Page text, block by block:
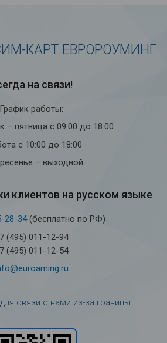
КАРТ ЕВРОРОУМИНГ
на связи!
График работы:
– пятница с 09:00 до 18:00
с 10:00 до 18:00
– выходной
кли­ен­тов на рус­ском языке
28-34(бесплатно по РФ)
(495) 011-12-94
(495) 011-12-54
связи с нами из-за границы